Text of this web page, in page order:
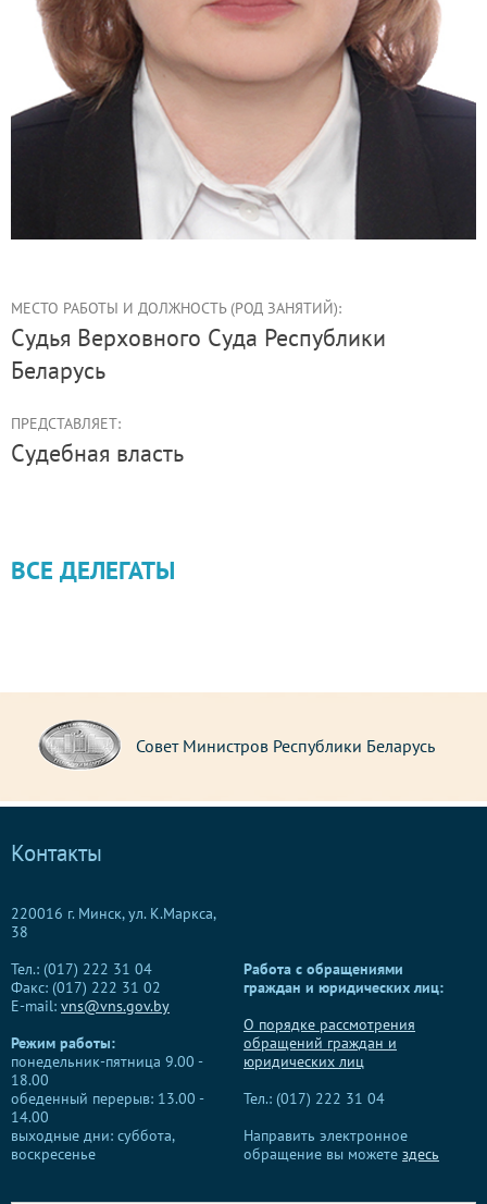
МЕСТО РАБОТЫ И ДОЛЖНОСТЬ (РОД ЗАНЯТИЙ):
судья Верховного Суда Республики
Беларусь
ПРЕДСТАВЛЯЕТ:
Судебная власть
ВСЕ ДЕЛЕГАТЫ
Совет Министров Республики Беларусь
Контакты
220016 г. Минск, ул. К.Маркса,
38
Тел.: (017) 222 31 04
Факс: (017) 222 31 02
E-mail: vns@vns.gov.by
Режим работы:
понедельник-пятница 9.00 -
18.00
обеденный перерыв: 13.00 -
14.00
выходные дни: суббота,
воскресенье
Работа с обращениями
граждан и юридических лиц:
О порядке рассмотрения
обращений граждан и
юридических лиц
Тел.: (017) 222 31 04
Направить электронное
обращение вы можете здесь